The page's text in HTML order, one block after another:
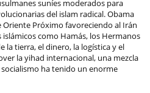
suníes moderados para
del islam radical. Obama
Próximo favoreciendo al Irán
como Hamás, los Hermanos
la tierra, el dinero, la logística y el
la yihad internacional, una mezcla
ha tenido un enorme